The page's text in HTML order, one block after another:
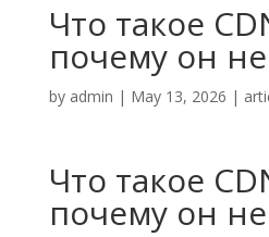
Что такое
почему он
by admin | May 13, 2026 |
Что такое
почему он